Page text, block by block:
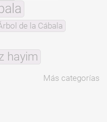
de la Cábala
hayim
Más categorías